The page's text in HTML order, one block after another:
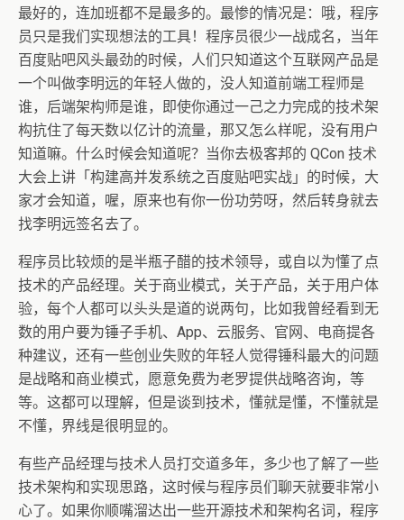
最好的，连加班都不是最多的。最惨的情况是：哦，程序
员只是我们实现想法的工具！程序员很少一战成名，当年
百度贴吧风头最劲的时候，人们只知道这个互联网产品是
一个叫做李明远的年轻人做的，没人知道前端工程师是
谁，后端架构师是谁，即使你通过一己之力完成的技术架
构抗住了每天数以亿计的流量，那又怎么样呢，没有用户
知道嘛。什么时候会知道呢？当你去极客邦的 QCon 技术
大会上讲「构建高并发系统之百度贴吧实战」的时候，大
家才会知道，喔，原来也有你一份功劳呀，然后转身就去
找李明远签名去了。
程序员比较烦的是半瓶子醋的技术领导，或自以为懂了点
技术的产品经理。关于商业模式，关于产品，关于用户体
验，每个人都可以头头是道的说两句，比如我曾经看到无
数的用户要为锤子手机、App、云服务、官网、电商提各
种建议，还有一些创业失败的年轻人觉得锤科最大的问题
是战略和商业模式，愿意免费为老罗提供战略咨询，等
等。这都可以理解，但是谈到技术，懂就是懂，不懂就是
不懂，界线是很明显的。
有些产品经理与技术人员打交道多年，多少也了解了一些
技术架构和实现思路，这时候与程序员们聊天就要非常小
心了。如果你顺嘴溜达出一些开源技术和架构名词，程序